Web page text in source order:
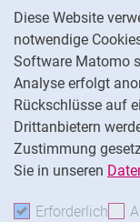
Diese Website
notwendige
Software Matomo
Analyse erfolgt
Rückschlüsse auf
Drittanbietern
Zustimmung
Sie in unseren
Erforderlich
Datenschutz
Barrierefreiheit
Transparenter KI-
Impressum
Externer Link:
Facebook(öffnet
Externer Link:
Instagram (öffnet